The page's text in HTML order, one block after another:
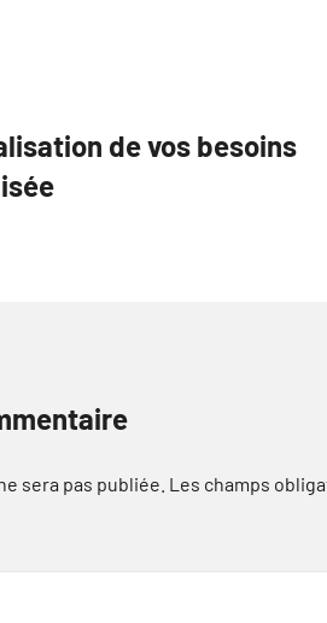
de vos besoins
sera pas publiée. Les champs